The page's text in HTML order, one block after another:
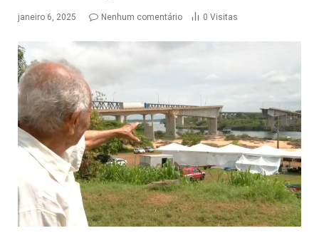
janeiro 6, 2025 Nenhum comentário 0 Visitas